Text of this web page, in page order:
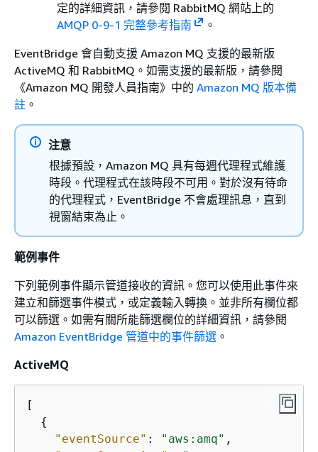
定的詳細資訊，請參閱 RabbitMQ 網站上的
AMQP 0-9-1 完整參考指南
。
EventBridge 會自動支援 Amazon MQ 支援的最新版
ActiveMQ 和 RabbitMQ。如需支援的最新版，請參閱
《Amazon MQ 開發人員指南》中的 Amazon MQ 版本備
註 。
注意
根據預設，Amazon MQ 具有每週代理程式維護
時段。代理程式在該時段不可用。對於沒有待命
的代理程式，EventBridge 不會處理訊息，直到
視窗結束為止。
範例事件
下列範例事件顯示管道接收的資訊。您可以使用此事件來
建立和篩選事件模式，或定義輸入轉換。並非所有欄位都
可以篩選。如需有關所能篩選欄位的詳細資訊，請參閱
Amazon EventBridge 管道中的事件篩選 。
ActiveMQ
[
{
"eventSource" : "aws:amq" ,